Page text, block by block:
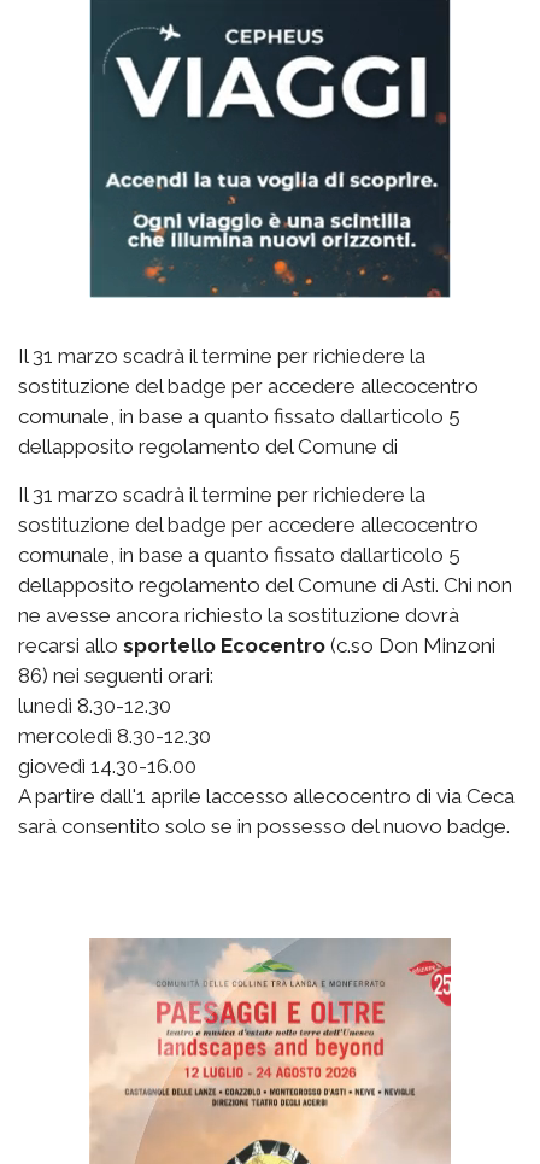
Il 31 marzo scadrà il termine per richiedere la
sostituzione del badge per accedere allecocentro
comunale, in base a quanto fissato dallarticolo 5
dellapposito regolamento del Comune di
Il 31 marzo scadrà il termine per richiedere la
sostituzione del badge per accedere allecocentro
comunale, in base a quanto fissato dallarticolo 5
dellapposito regolamento del Comune di Asti. Chi non
ne avesse ancora richiesto la sostituzione dovrà
recarsi allo sportello Ecocentro (c.so Don Minzoni
86) nei seguenti orari:
lunedì 8.30-12.30
mercoledì 8.30-12.30
giovedì 14.30-16.00
A partire dall'1 aprile laccesso allecocentro di via Ceca
sarà consentito solo se in possesso del nuovo badge.